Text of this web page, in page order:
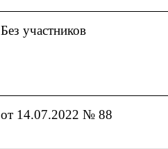
Без участников
от 14.07.2022 № 88